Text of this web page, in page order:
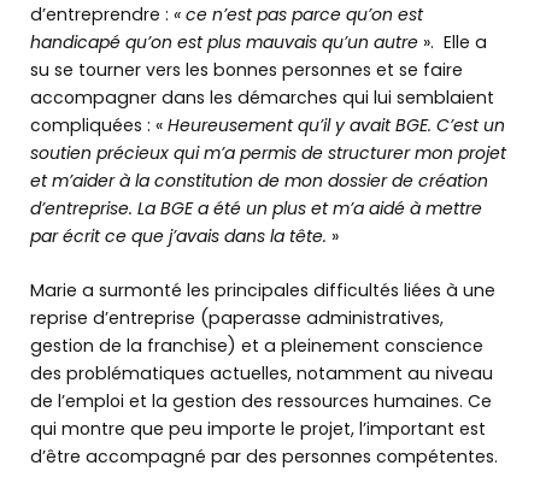
MON BUREAU VIRTUEL
OÙ NOUS RENCONTRER
Nos outils
numériques
Nos formations
Rencontrernos entrepreneurs
Actus & agenda
d’entreprendre : « ce n’est pas parce qu’on est
handicapé qu’on est plus mauvais qu’un autre ». Elle a
su se tourner vers les bonnes personnes et se faire
accompagner dans les démarches qui lui semblaient
compliquées : « Heureusement qu’il y avait BGE. C’est un
soutien précieux qui m’a permis de structurer mon projet
et m’aider à la constitution de mon dossier de création
d’entreprise. La BGE a été un plus et m’a aidé à mettre
par écrit ce que j’avais dans la tête. »
Marie a surmonté les principales difficultés liées à une
reprise d’entreprise (paperasse administratives,
gestion de la franchise) et a pleinement conscience
des problématiques actuelles, notamment au niveau
de l’emploi et la gestion des ressources humaines. Ce
qui montre que peu importe le projet, l’important est
d’être accompagné par des personnes compétentes.